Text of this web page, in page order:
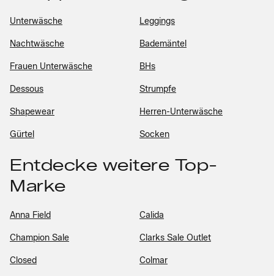
Unterwäsche Leggings
Nachtwäsche Bademäntel
Frauen Unterwäsche BHs
Dessous Strumpfe
Shapewear Herren-Unterwäsche
Gürtel Socken
Entdecke weitere Top-
Marke
Anna Field Calida
Champion Sale Clarks Sale Outlet
Closed Colmar